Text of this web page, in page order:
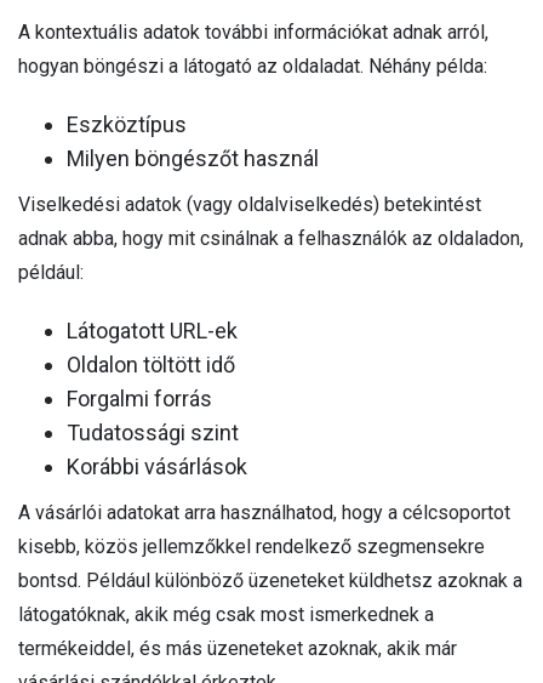
A kontextuális adatok további információkat adnak arról,
hogyan böngészi a látogató az oldaladat. Néhány példa:
Eszköztípus
Milyen böngészőt használ
Viselkedési adatok (vagy oldalviselkedés) betekintést
adnak abba, hogy mit csinálnak a felhasználók az oldaladon,
például:
Látogatott URL-ek
Oldalon töltött idő
Forgalmi forrás
Tudatossági szint
Korábbi vásárlások
A vásárlói adatokat arra használhatod, hogy a célcsoportot
kisebb, közös jellemzőkkel rendelkező szegmensekre
bontsd. Például különböző üzeneteket küldhetsz azoknak a
látogatóknak, akik még csak most ismerkednek a
termékeiddel, és más üzeneteket azoknak, akik már